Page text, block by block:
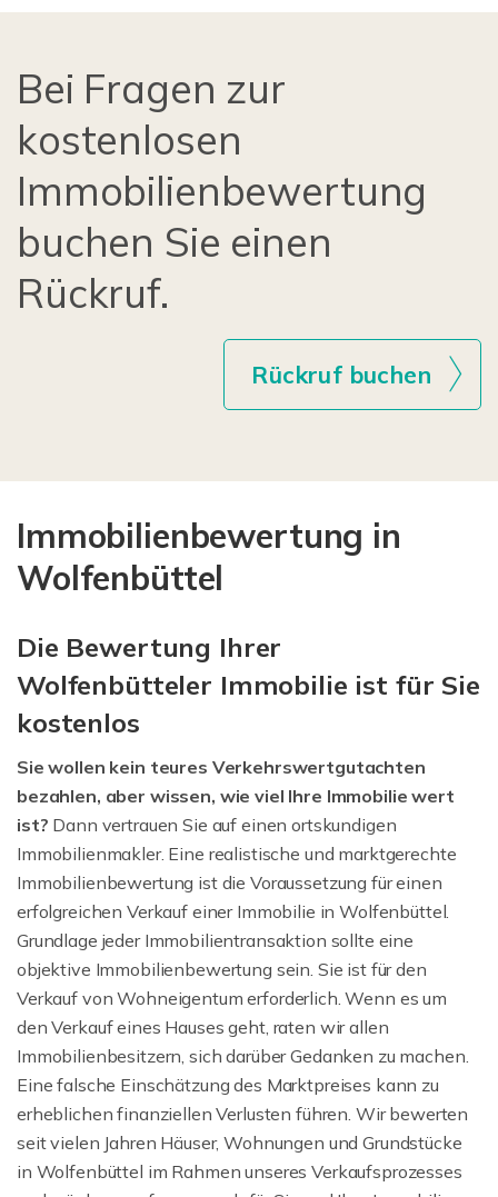
Bei Fragen zur
kostenlosen
Immobilienbewertung
buchen Sie einen
Rückruf.
Rückruf buchen
Immobilienbewertung in
Wolfenbüttel
Die Bewertung Ihrer
Wolfenbütteler Immobilie ist für Sie
kostenlos
Sie wollen kein teures Verkehrswertgutachten
bezahlen, aber wissen, wie viel Ihre Immobilie wert
ist? Dann vertrauen Sie auf einen ortskundigen
Immobilienmakler. Eine realistische und marktgerechte
Immobilienbewertung ist die Voraussetzung für einen
erfolgreichen Verkauf einer Immobilie in Wolfenbüttel.
Grundlage jeder Immobilientransaktion sollte eine
objektive Immobilienbewertung sein. Sie ist für den
Verkauf von Wohneigentum erforderlich. Wenn es um
den Verkauf eines Hauses geht, raten wir allen
Immobilienbesitzern, sich darüber Gedanken zu machen.
Eine falsche Einschätzung des Marktpreises kann zu
erheblichen finanziellen Verlusten führen. Wir bewerten
seit vielen Jahren Häuser, Wohnungen und Grundstücke
in Wolfenbüttel im Rahmen unseres Verkaufsprozesses